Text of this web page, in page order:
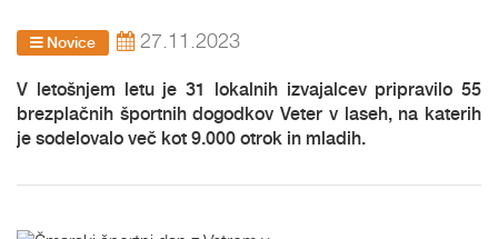
Novice 27.11.2023
V letošnjem letu je 31 lokalnih izvajalcev pripravilo 55
brezplačnih športnih dogodkov Veter v laseh, na katerih
je sodelovalo več kot 9.000 otrok in mladih.